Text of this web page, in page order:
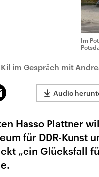
Im
im Gespräch mit
Audio
Hasso Plattner
für DDR-Kunst
„ein Glücksfall